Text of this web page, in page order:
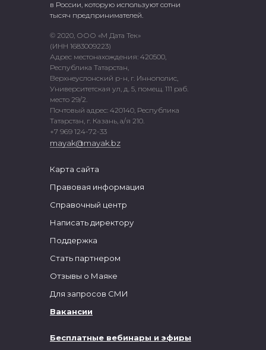
в России, которую используют сотни
тысяч предпринимателей.
© 2020, ООО «М Дата Тек»
(ИНН 1683009223)
Адрес местонахождения: 420500,
Республика Татарстан,
Верхнеуслонский р-н, г. Иннополис,
Университетская ул, д. 5, помещ. 111 раб.
место 29/2.
Почтовый адрес: 420140, Республика
Татарстан, г. Казань, а/я 210.
+7 969 124-72-33
mayak@mayak.bz
Бесплатные вебинары и эфиры
Карта сайта
Правовая информация
Справочный центр
Написать директору
Поддержка
Стать партнером
Отзывы о Маяке
Для запросов СМИ
Вакансии